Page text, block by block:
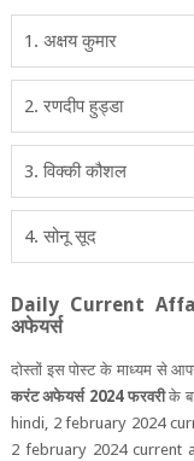
1. अक्षय कुमार
2. रणदीप हुड्डा
3. विक्‍की कौशल
4. सोनू सूद
Daily Current
अफेयर्स
दोस्‍तों इस पोस्‍ट के माध्‍यम से
करंट अफेयर्स 2024 फरवरीके
hindi, 2 february 2024
2 february 2024 current